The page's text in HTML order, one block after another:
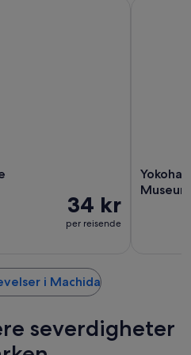
34 kr
per reisende
Museum
i Machida
severdigheter